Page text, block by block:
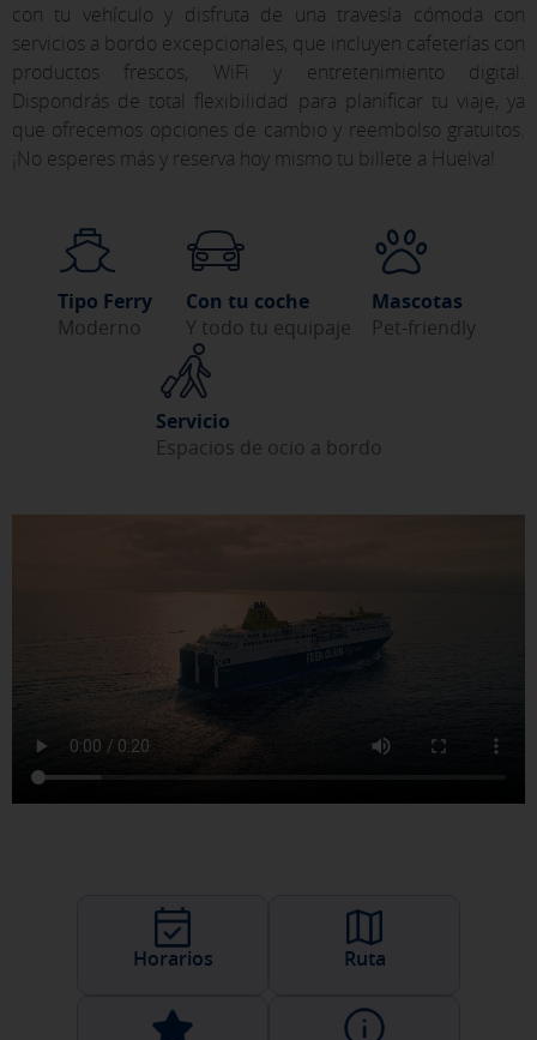
con tu vehículo y disfruta de una travesía cómoda con
servicios a bordo excepcionales, que incluyen cafeterías con
productos frescos, WiFi y entretenimiento digital.
Dispondrás de total flexibilidad para planificar tu viaje, ya
que ofrecemos opciones de cambio y reembolso gratuitos.
¡No esperes más y reserva hoy mismo tu billete a Huelva!
Tipo Ferry
Moderno
Con tu coche
Y todo tu equipaje
Mascotas
Pet-friendly
Servicio
Espacios de ocio a bordo
Horarios Ruta